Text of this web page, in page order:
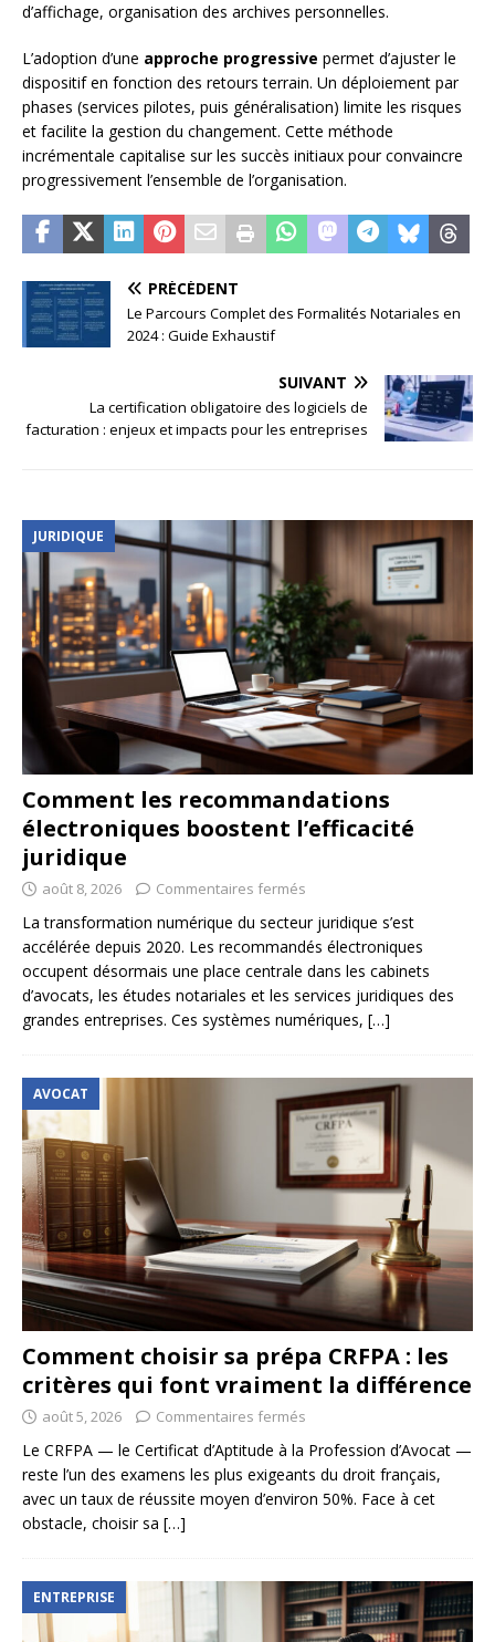
d’affichage, organisation des archives personnelles.
L’adoption d’une approche progressive permet d’ajuster le
dispositif en fonction des retours terrain. Un déploiement par
phases (services pilotes, puis généralisation) limite les risques
et facilite la gestion du changement. Cette méthode
incrémentale capitalise sur les succès initiaux pour convaincre
progressivement l’ensemble de l’organisation.
PRÉCÉDENT
Le Parcours Complet des Formalités Notariales en
2024 : Guide Exhaustif
SUIVANT
La certification obligatoire des logiciels de
facturation : enjeux et impacts pour les entreprises
JURIDIQUE
Comment les recommandations
électroniques boostent l’efficacité
juridique
août 8, 2026 Commentaires fermés
La transformation numérique du secteur juridique s’est
accélérée depuis 2020. Les recommandés électroniques
occupent désormais une place centrale dans les cabinets
d’avocats, les études notariales et les services juridiques des
grandes entreprises. Ces systèmes numériques, […]
AVOCAT
Comment choisir sa prépa CRFPA : les
critères qui font vraiment la différence
août 5, 2026 Commentaires fermés
Le CRFPA — le Certificat d’Aptitude à la Profession d’Avocat —
reste l’un des examens les plus exigeants du droit français,
avec un taux de réussite moyen d’environ 50%. Face à cet
obstacle, choisir sa […]
ENTREPRISE